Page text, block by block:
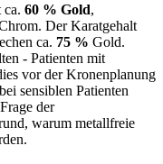
ca. 60 % Gold,
Der Karatgehalt
ca. 75 % Gold.
- Patienten mit
vor der Kronenplanung
sensiblen Patienten
der
warum metallfreie